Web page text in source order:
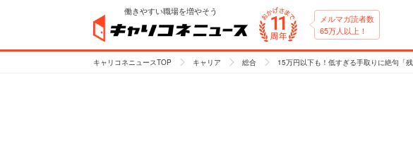
働きやすい職場を増やそう
メルマガ読者数
65万人以上！
キャリコネニュースTOP キャリア 総合 15万円以下も！低すぎる手取りに絶句「